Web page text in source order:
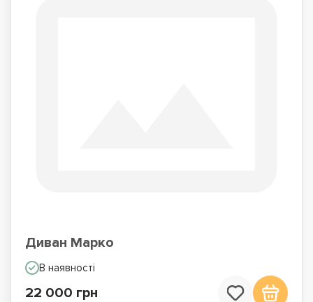
Диван Марко
В наявності
22 000 грн